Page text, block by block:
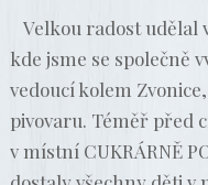
Velkou radost udělal
kde jsme se společně
vedoucí kolem
pivovaru. Téměř před
v místní CUKRÁRNĚ